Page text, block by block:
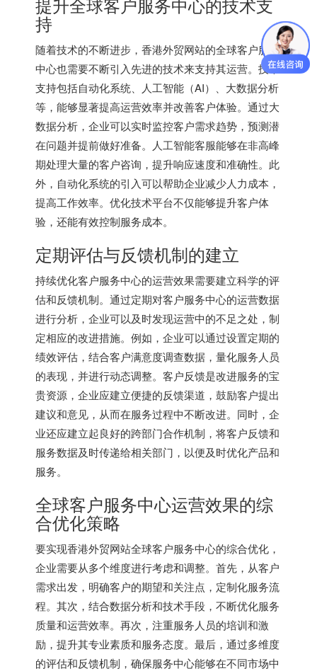
持
随着技术的不断进步，香港外贸网站的全球客户服务
中心也需要不断引入先进的技术来支持其运营。技术
支持包括自动化系统、人工智能（AI）、大数据分析
等，能够显著提高运营效率并改善客户体验。通过大
数据分析，企业可以实时监控客户需求趋势，预测潜
在问题并提前做好准备。人工智能客服能够在非高峰
期处理大量的客户咨询，提升响应速度和准确性。此
外，自动化系统的引入可以帮助企业减少人力成本，
提高工作效率。优化技术平台不仅能够提升客户体
验，还能有效控制服务成本。
定期评估与反馈机制的建立
持续优化客户服务中心的运营效果需要建立科学的评
估和反馈机制。通过定期对客户服务中心的运营数据
进行分析，企业可以及时发现运营中的不足之处，制
定相应的改进措施。例如，企业可以通过设置定期的
绩效评估，结合客户满意度调查数据，量化服务人员
的表现，并进行动态调整。客户反馈是改进服务的宝
贵资源，企业应建立便捷的反馈渠道，鼓励客户提出
建议和意见，从而在服务过程中不断改进。同时，企
业还应建立起良好的跨部门合作机制，将客户反馈和
服务数据及时传递给相关部门，以便及时优化产品和
服务。
全球客户服务中心运营效果的综
合优化策略
要实现香港外贸网站全球客户服务中心的综合优化，
企业需要从多个维度进行考虑和调整。首先，从客户
需求出发，明确客户的期望和关注点，定制化服务流
程。其次，结合数据分析和技术手段，不断优化服务
质量和运营效率。再次，注重服务人员的培训和激
励，提升其专业素质和服务态度。最后，通过多维度
的评估和反馈机制，确保服务中心能够在不同市场中